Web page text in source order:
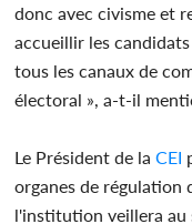
donc avec civisme et
accueillir les
tous les canaux de
électoral », a-t-il
Le Président de laCEI
organes de régulation
l'institution veillera au